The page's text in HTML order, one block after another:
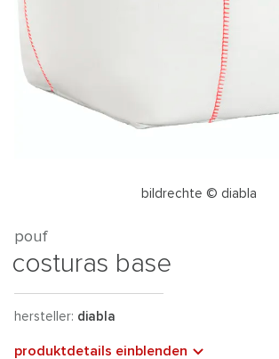
bildrechte © diabla
pouf
costuras base
hersteller: diabla
produktdetails einblenden